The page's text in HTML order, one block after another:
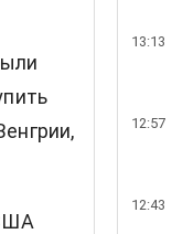
13:13
12:57
12:43